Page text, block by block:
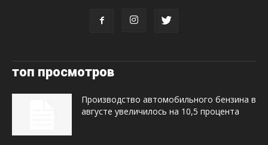
топ просмотров
Производство автомобильного бензина в
августе увеличилось на 10,5 процента